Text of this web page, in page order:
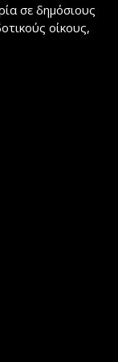
σε δημόσιους
οίκους,